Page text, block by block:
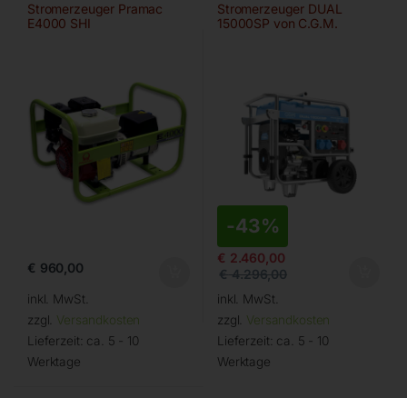
Stromerzeuger Pramac
E4000 SHI
€ 960,00
inkl. MwSt.
zzgl. Versandkosten
Lieferzeit: ca. 5 - 10
Werktage
Stromerzeuger DUAL
15000SP von C.G.M.
-43%
€ 2.460,00
€4.296,00
inkl. MwSt.
zzgl. Versandkosten
Lieferzeit: ca. 5 - 10
Werktage